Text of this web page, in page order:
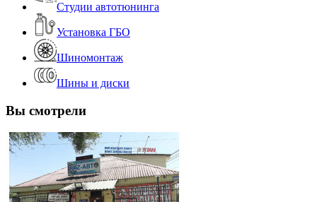
Студии автотюнинга
Установка ГБО
Шиномонтаж
Шины и диски
Вы смотрели